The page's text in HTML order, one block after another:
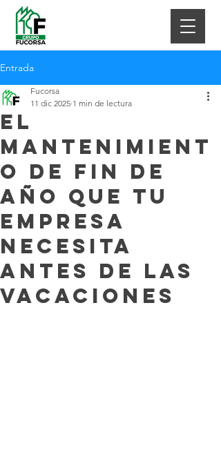
Entrada
El
mantenimient
o de fin de
año que tu
empresa
necesita
antes de las
vacaciones
Fucorsa
11 dic 2025 1 min de lectura